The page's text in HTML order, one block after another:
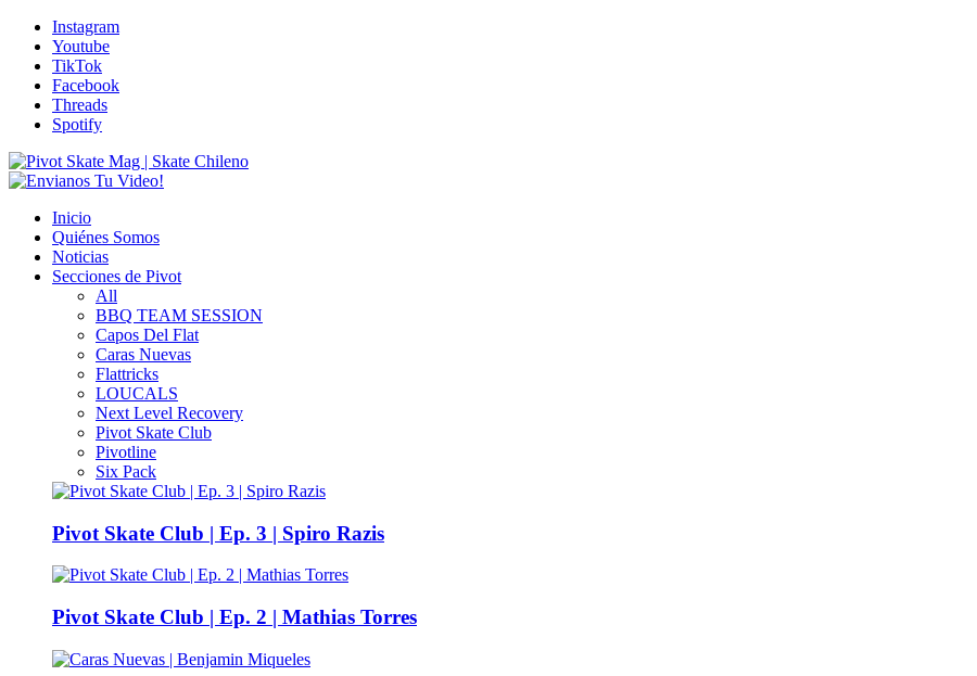
Instagram
Youtube
TikTok
Facebook
Threads
Spotify
Inicio
Quiénes Somos
Noticias
Secciones de Pivot
All
BBQ TEAM SESSION
Capos Del Flat
Caras Nuevas
Flattricks
LOUCALS
Next Level Recovery
Pivot Skate Club
Pivotline
Six Pack
Pivot Skate Club | Ep. 3 | Spiro Razis
Pivot Skate Club | Ep. 2 | Mathias Torres